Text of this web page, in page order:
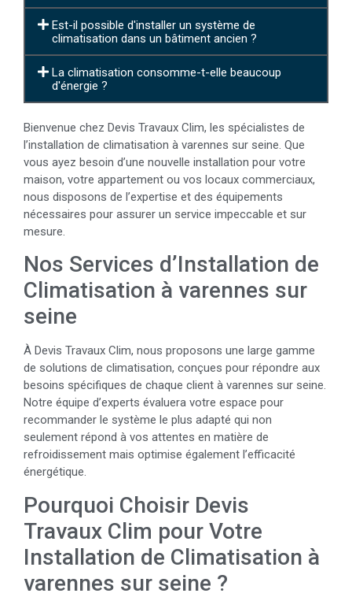
Est-il possible d'installer un système de
climatisation dans un bâtiment ancien ?
La climatisation consomme-t-elle beaucoup
d'énergie ?
Bienvenue chez Devis Travaux Clim, les spécialistes de
l’installation de climatisation à varennes sur seine. Que
vous ayez besoin d’une nouvelle installation pour votre
maison, votre appartement ou vos locaux commerciaux,
nous disposons de l’expertise et des équipements
nécessaires pour assurer un service impeccable et sur
mesure.
Nos Services d’Installation de
Climatisation à varennes sur
seine
À Devis Travaux Clim, nous proposons une large gamme
de solutions de climatisation, conçues pour répondre aux
besoins spécifiques de chaque client à varennes sur seine.
Notre équipe d’experts évaluera votre espace pour
recommander le système le plus adapté qui non
seulement répond à vos attentes en matière de
refroidissement mais optimise également l’efficacité
énergétique.
Pourquoi Choisir Devis
Travaux Clim pour Votre
Installation de Climatisation à
varennes sur seine ?